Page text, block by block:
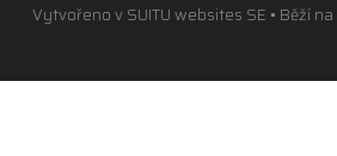
Vytvořeno vSUITU websites SE • Běží na